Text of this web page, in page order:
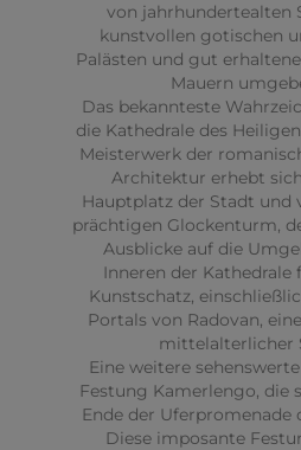
von jahrhundertealten
kunstvollen gotischen
Palästen und gut
Mauern
Das bekannteste
die Kathedrale des
Meisterwerk der
Architektur erhebt
Hauptplatz der Stadt und
prächtigen Glockenturm,
Ausblicke auf die
Inneren der Kathedrale
Kunstschatz,
Portals von Radovan,
mittelalterlicher
Eine weitere
Festung Kamerlengo, die
Ende der Uferpromenade
Diese imposante